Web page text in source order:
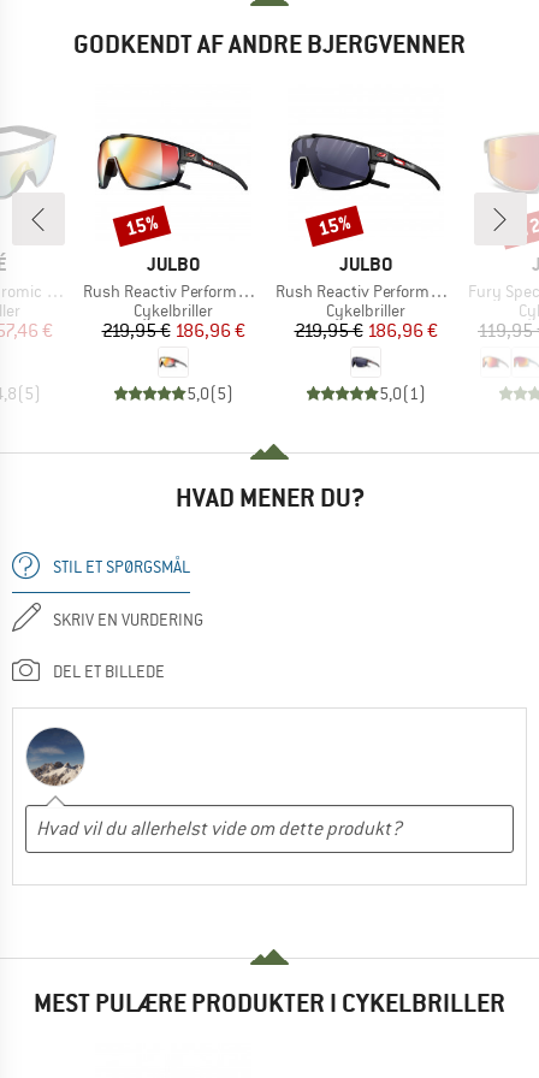
GODKENDT AF ANDRE BJERGVENNER
62-9%)
pris
€
(5)
MÆRKE
JULBO
Artikel
Rush Reactiv Performance S1-3 (VLT 17 / 75%)
Produktgruppe
Cykelbriller
Pris
219,95 € Nedsat pris
186,96 €
5,0(5)
Rabat
15%
MÆRKE
JULBO
Artikel
Rush Reactiv Performance S0-3 (VLT 12 / 87%)
Produktgruppe
Cykelbriller
Pris
219,95 € Nedsat pris
186,96 €
5,0(1)
Rabat
15%
Artikel
Fury
119,95
HVAD MENER DU?
STIL ET SPØRGSMÅL
SKRIV EN VURDERING
DEL ET BILLEDE
MEST PULÆRE PRODUKTER I CYKELBRILLER